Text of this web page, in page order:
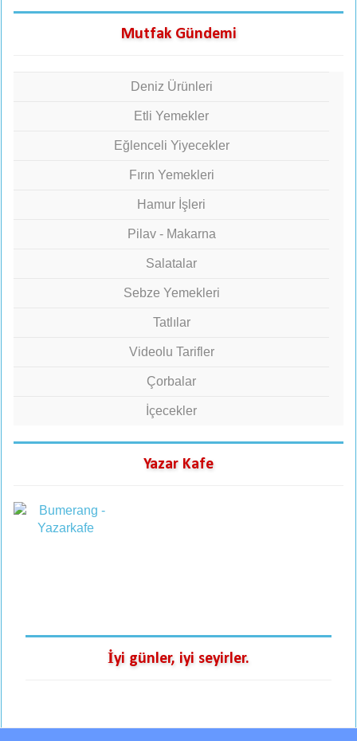
Mutfak Gündemi
Deniz Ürünleri
Etli Yemekler
Eğlenceli Yiyecekler
Fırın Yemekleri
Hamur İşleri
Pilav - Makarna
Salatalar
Sebze Yemekleri
Tatlılar
Videolu Tarifler
Çorbalar
İçecekler
Yazar Kafe
İyi günler, iyi seyirler.